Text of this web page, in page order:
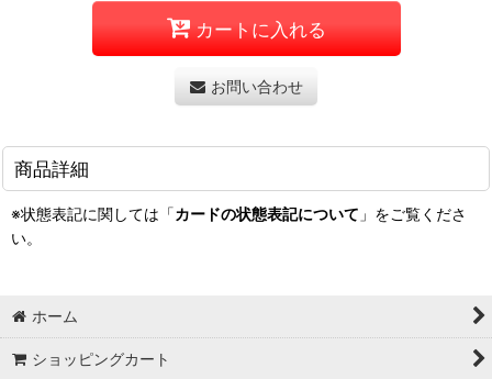
カートに入れる
お問い合わせ
商品詳細
※状態表記に関しては「カードの状態表記について 」をご覧くださ
い。
ホーム
ショッピングカート